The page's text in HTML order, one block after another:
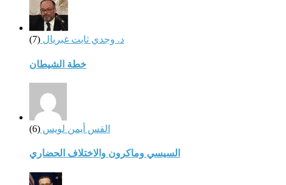
د. وجدي ثابت غبريال (7)
خطة الشيطان
القس أيمن لويس (6)
السيسي وماكرون والاختلاف الحضاري